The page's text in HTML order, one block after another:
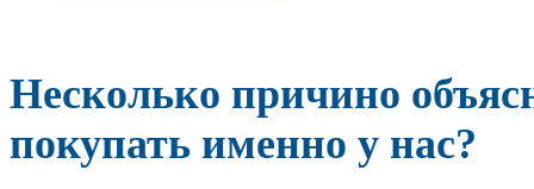
Несколько причино
покупать именно у нас?